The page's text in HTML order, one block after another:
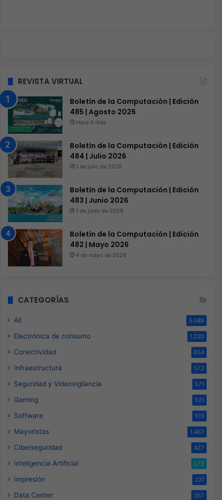
REVISTA VIRTUAL
Boletín de la Computación | Edición
485 | Agosto 2026
Hace 6 días
Boletín de la Computación | Edición
484 | Julio 2026
1 de julio de 2026
Boletín de la Computación | Edición
483 | Junio 2026
1 de junio de 2026
Boletín de la Computación | Edición
482 | Mayo 2026
4 de mayo de 2026
CATEGORÍAS
All 5.088
Electrónica de consumo 1.220
Conectividad 654
Infraestructura 572
Seguridad y Videovigilancia 571
Gaming 521
Software 519
Mayoristas 1.467
Ciberseguridad 427
Inteligencia Artificial 272
Impresión 231
Data Center 357